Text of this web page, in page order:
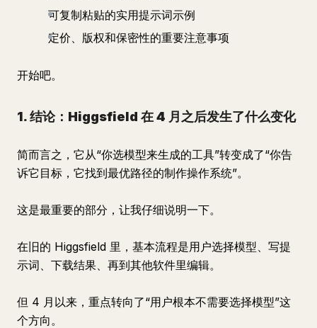
可复制粘贴的实用提示词示例
定价、版权和保密性的重要注意事项
开始吧。
1. 结论：Higgsfield 在 4 月之后发生了什么变化
简而言之，它从“你选模型来生成的工具”转变成了“你告
诉它目标，它找到最优路径的制作操作系统”。
这是最重要的部分，让我仔细说明一下。
在旧的 Higgsfield 里，基本流程是用户选择模型、写提
示词、下载结果、再到其他软件里编辑。
但 4 月以来，重点转向了“用户根本不需要选择模型”这
个方向。